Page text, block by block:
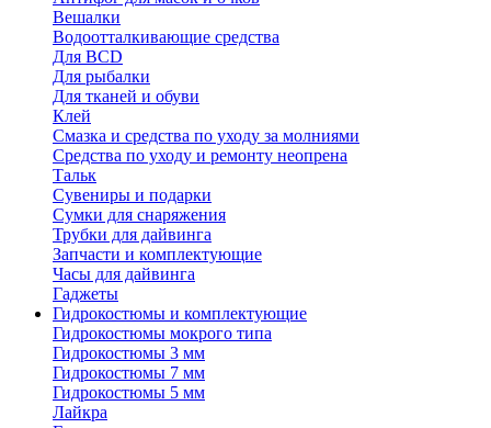
Вешалки
Водоотталкивающие средства
Для BCD
Для рыбалки
Для тканей и обуви
Клей
Смазка и средства по уходу за молниями
Средства по уходу и ремонту неопрена
Тальк
Сувениры и подарки
Сумки для снаряжения
Трубки для дайвинга
Запчасти и комплектующие
Часы для дайвинга
Гаджеты
Гидрокостюмы и комплектующие
Гидрокостюмы мокрого типа
Гидрокостюмы 3 мм
Гидрокостюмы 7 мм
Гидрокостюмы 5 мм
Лайкра